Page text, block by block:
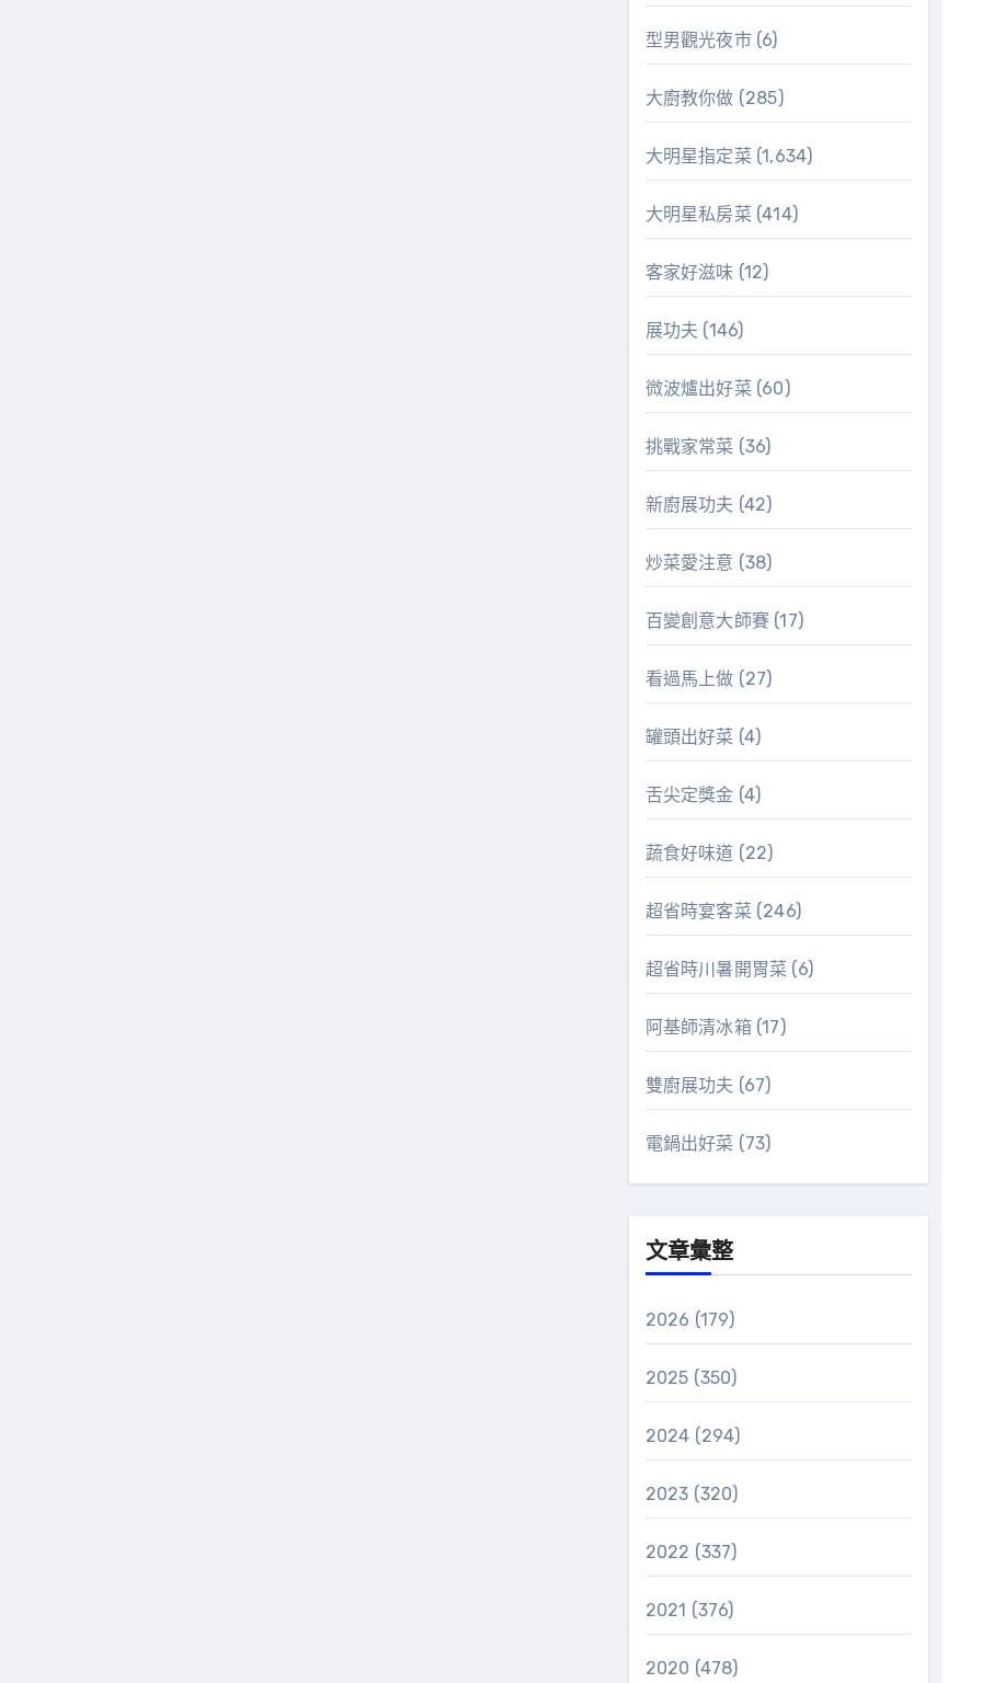
型男觀光夜市(6)
大廚教你做 (285)
大明星指定菜 (1,634)
大明星私房菜 (414)
客家好滋味 (12)
展功夫 (146)
微波爐出好菜 (60)
挑戰家常菜 (36)
新廚展功夫 (42)
炒菜愛注意 (38)
百變創意大師賽(17)
看過馬上做 (27)
罐頭出好菜 (4)
舌尖定獎金 (4)
蔬食好味道 (22)
超省時宴客菜 (246)
超省時川暑開胃菜 (6)
阿基師清冰箱(17)
雙廚展功夫 (67)
電鍋出好菜 (73)
文章彙整
2026 (179)
2025 (350)
2024 (294)
2023 (320)
2022 (337)
2021 (376)
2020 (478)